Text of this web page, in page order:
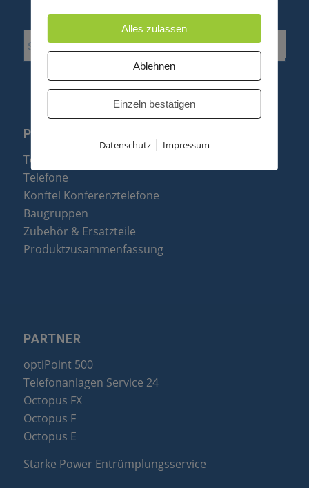
PRODUKTE
Telefonanlagen
Telefone
Konftel Konferenztelefone
Baugruppen
Zubehör & Ersatzteile
Produktzusammenfassung
PARTNER
optiPoint 500
Telefonanlagen Service 24
Octopus FX
Octopus F
Octopus E
Starke Power Entrümplungsservice
Alles zulassen
Ablehnen
Einzeln bestätigen
Datenschutz| Impressum